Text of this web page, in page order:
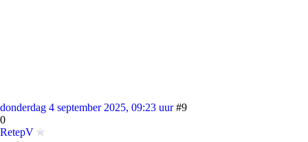
donderdag 4 september 2025, 09:23 uur #9
0
RetepV